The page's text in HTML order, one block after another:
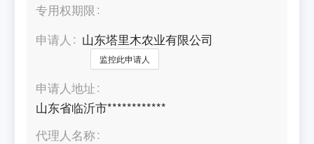
专用权期限
申请人
山东塔里木农业有限公司
监控此申请人
申请人地址
山东省临沂市************
代理人名称